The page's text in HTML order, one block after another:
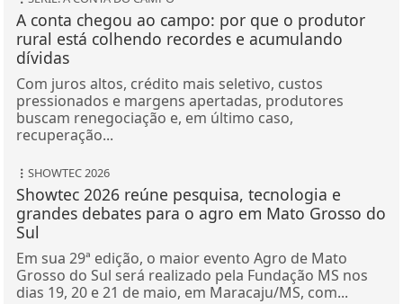
A conta chegou ao campo: por que o produtor
rural está colhendo recordes e acumulando
dívidas
Com juros altos, crédito mais seletivo, custos
pressionados e margens apertadas, produtores
buscam renegociação e, em último caso,
recuperação...
SHOWTEC 2026
Showtec 2026 reúne pesquisa, tecnologia e
grandes debates para o agro em Mato Grosso do
Sul
Em sua 29ª edição, o maior evento Agro de Mato
Grosso do Sul será realizado pela Fundação MS nos
dias 19, 20 e 21 de maio, em Maracaju/MS, com...